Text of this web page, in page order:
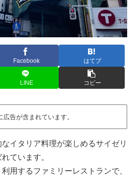
Facebook はてブ
LINE コピー
広告が含まれています。
イタリア料理が楽しめるサイゼリ
ています。
用するファミリーレストランで、